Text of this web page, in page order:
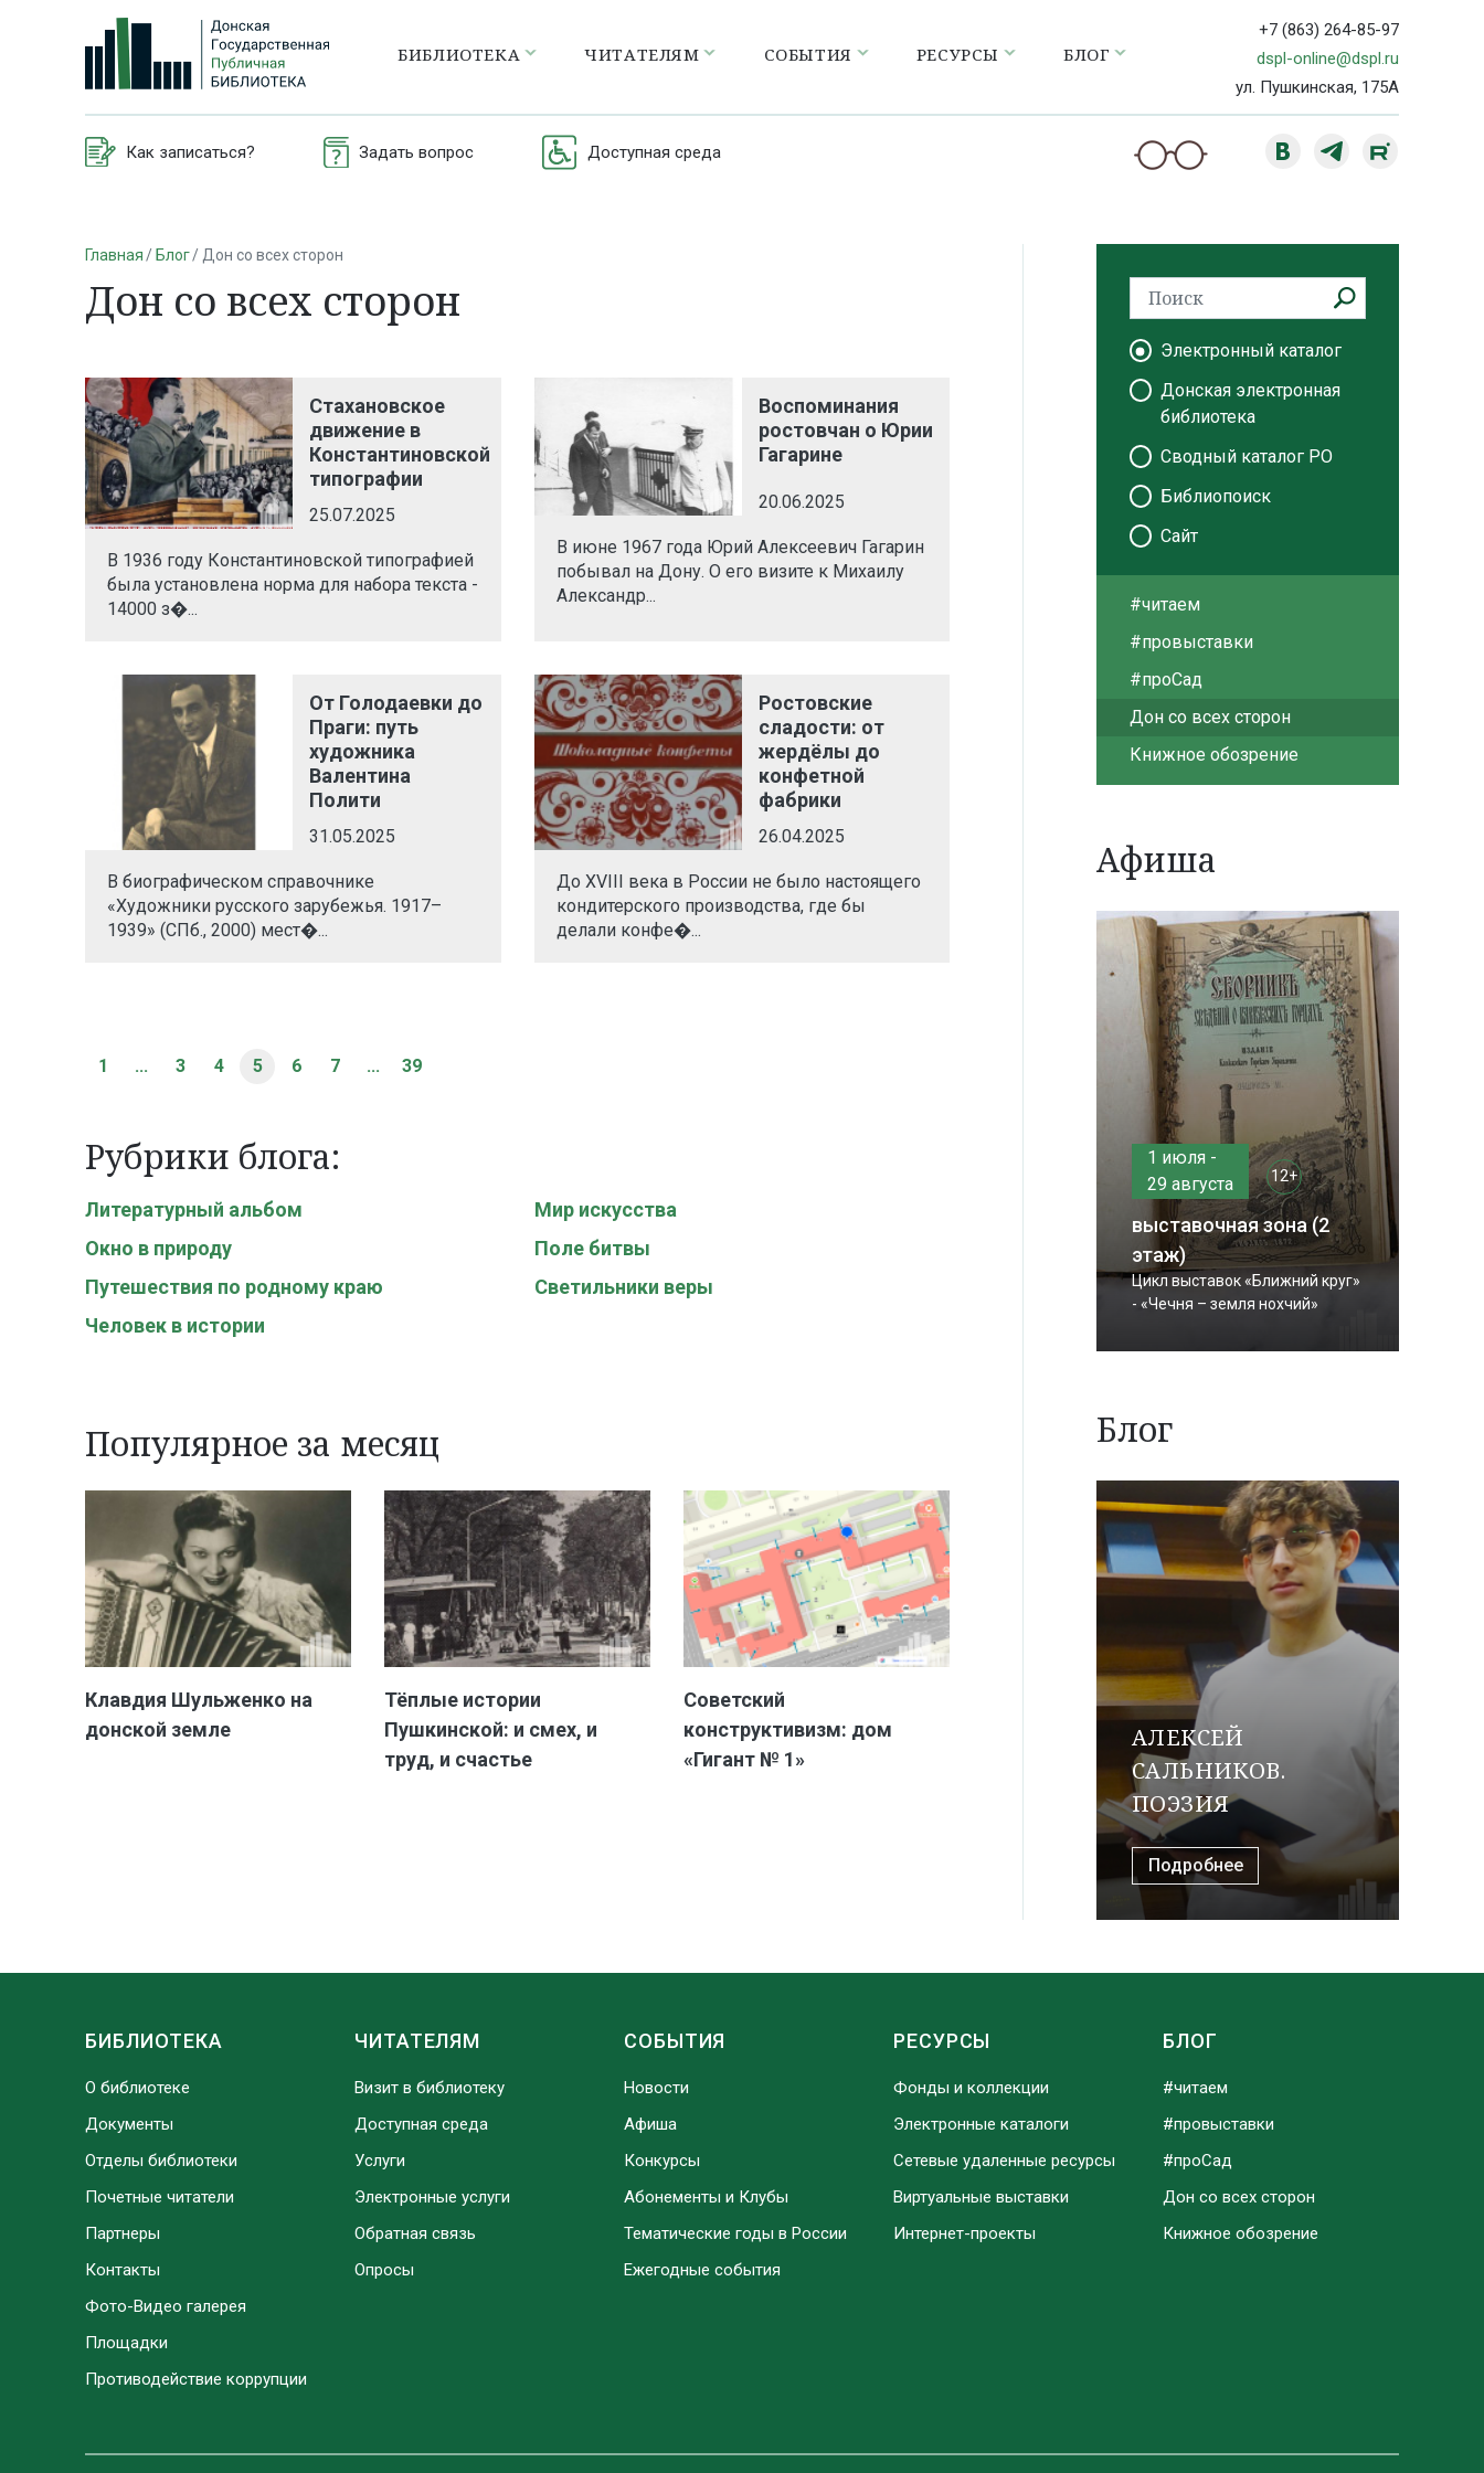
БИБЛИОТЕКА ЧИТАТЕЛЯМ СОБЫТИЯ РЕСУРСЫ БЛОГ
+7 (863) 264-85-97
dspl-online@dspl.ru
ул. Пушкинская, 175А
Как записаться? Задать вопрос Доступная среда
Главная Блог Дон со всех сторон
Дон со всех сторон
Стахановское
движение в
Константиновской
типографии
25.07.2025
В 1936 году Константиновской типографией
была установлена норма для набора текста -
14000 з�...
Воспоминания
ростовчан о Юрии
Гагарине
20.06.2025
В июне 1967 года Юрий Алексеевич Гагарин
побывал на Дону. О его визите к Михаилу
Александр...
От Голодаевки до
Праги: путь
художника
Валентина
Полити
31.05.2025
В биографическом справочнике
«Художники русского зарубежья. 1917–
1939» (СПб., 2000) мест�...
Ростовские
сладости: от
жердёлы до
конфетной
фабрики
26.04.2025
До XVIII века в России не было настоящего
кондитерского производства, где бы
делали конфе�...
1 ... 3 4 5 6 7 ... 39
Рубрики блога:
Литературный альбом
Мир искусства
Окно в природу
Поле битвы
Путешествия по родному краю
Светильники веры
Человек в истории
Популярное за месяц
Клавдия Шульженко на
донской земле
Тёплые истории
Пушкинской: и смех, и
труд, и счастье
Советский
конструктивизм: дом
«Гигант № 1»
Электронный каталог
Донская электронная
библиотека
Сводный каталог РО
Библиопоиск
Сайт
#читаем
#провыставки
#проСад
Дон со всех сторон
Книжное обозрение
Афиша
1 июля -
29 августа
12+
выставочная зона (2
этаж)
Цикл выставок «Ближний круг»
- «Чечня – земля нохчий»
Блог
АЛЕКСЕЙ
САЛЬНИКОВ.
ПОЭЗИЯ
Подробнее
БИБЛИОТЕКА
О библиотеке
Документы
Отделы библиотеки
Почетные читатели
Партнеры
Контакты
Фото-Видео галерея
Площадки
Противодействие коррупции
ЧИТАТЕЛЯМ
Визит в библиотеку
Доступная среда
Услуги
Электронные услуги
Обратная связь
Опросы
СОБЫТИЯ
Новости
Афиша
Конкурсы
Абонементы и Клубы
Тематические годы в России
Ежегодные события
РЕСУРСЫ
Фонды и коллекции
Электронные каталоги
Сетевые удаленные ресурсы
Виртуальные выставки
Интернет-проекты
БЛОГ
#читаем
#провыставки
#проСад
Дон со всех сторон
Книжное обозрение